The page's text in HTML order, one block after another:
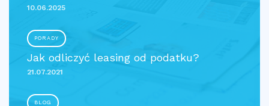
10.06.2025
PORADY
Jak odliczyć leasing od podatku?
21.07.2021
BLOG